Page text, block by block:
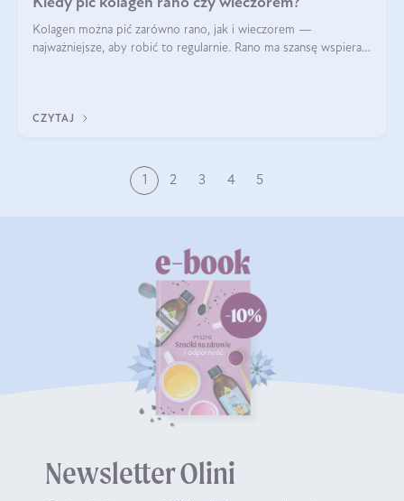
Kolagen można pić zarówno rano, jak i wieczorem —
najważniejsze, aby robić to regularnie. Rano ma szansę wspierać
CZYTAJ
1 2 3 4 5
Newsletter Olini